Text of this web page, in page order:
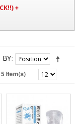
+
BY
5 Item(s)